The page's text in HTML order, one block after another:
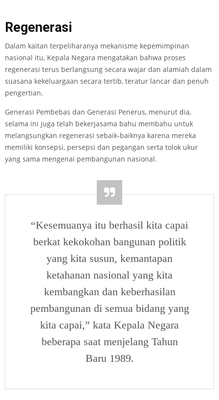
Regenerasi
Dalam kaitan terpeliharanya mekanisme kepemimpinan
nasional itu, Kepala Negara mengatakan bahwa proses
regenerasi terus berlangsung secara wajar dan alamiah dalam
suasana kekeluargaan secara tertib, teratur lancar dan penuh
pengertian.
Generasi Pembebas dan Generasi Penerus, menurut dia,
selama ini juga telah bekerjasama bahu membahu untuk
melangsungkan regenerasi sebaik-baiknya karena mereka
memiliki konsepsi, persepsi dan pegangan serta tolok ukur
yang sama mengenai pembangunan nasional.
“Kesemuanya itu berhasil kita capai
berkat kekokohan bangunan politik
yang kita susun, kemantapan
ketahanan nasional yang kita
kembangkan dan keberhasilan
pembangunan di semua bidang yang
kita capai,” kata Kepala Negara
beberapa saat menjelang Tahun
Baru 1989.